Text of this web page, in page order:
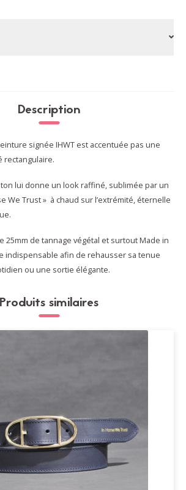
Description
signée IHWT est accentuée pas une
rectangulaire.
lui donne un look raffiné, sublimée par un
We Trust » à chaud sur l’extrémité, éternelle
25mm de tannage végétal et surtout Made in
indispensable afin de rehausser sa tenue
ou une sortie élégante.
Produits similaires